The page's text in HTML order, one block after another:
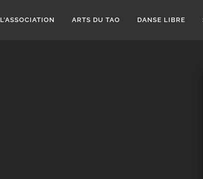
L’ASSOCIATION ARTS DU TAO DANSE LIBRE